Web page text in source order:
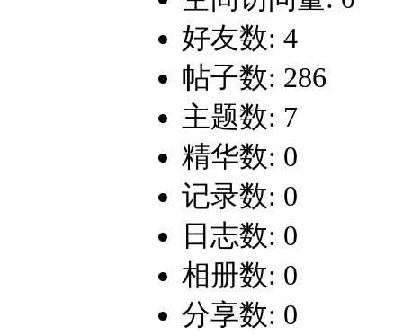
好友数: 4
帖子数: 286
主题数: 7
精华数: 0
记录数: 0
日志数: 0
相册数: 0
分享数: 0